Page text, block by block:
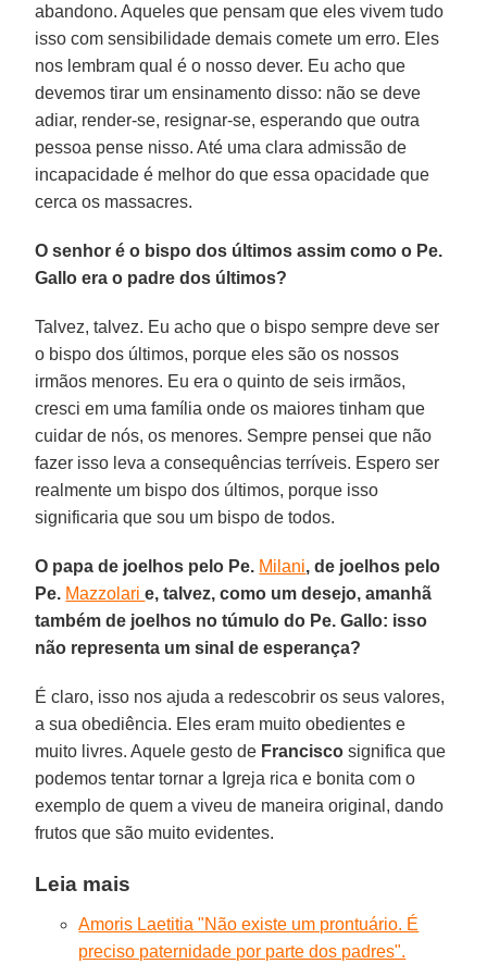
abandono. Aqueles que pensam que eles vivem tudo
isso com sensibilidade demais comete um erro. Eles
nos lembram qual é o nosso dever. Eu acho que
devemos tirar um ensinamento disso: não se deve
adiar, render-se, resignar-se, esperando que outra
pessoa pense nisso. Até uma clara admissão de
incapacidade é melhor do que essa opacidade que
cerca os massacres.
O senhor é o bispo dos últimos assim como o Pe.
Gallo era o padre dos últimos?
Talvez, talvez. Eu acho que o bispo sempre deve ser
o bispo dos últimos, porque eles são os nossos
irmãos menores. Eu era o quinto de seis irmãos,
cresci em uma família onde os maiores tinham que
cuidar de nós, os menores. Sempre pensei que não
fazer isso leva a consequências terríveis. Espero ser
realmente um bispo dos últimos, porque isso
significaria que sou um bispo de todos.
O papa de joelhos pelo Pe. Milani, de joelhos pelo
Pe. Mazzolarie, talvez, como um desejo, amanhã
também de joelhos no túmulo do Pe. Gallo: isso
não representa um sinal de esperança?
É claro, isso nos ajuda a redescobrir os seus valores,
a sua obediência. Eles eram muito obedientes e
muito livres. Aquele gesto de Francisco significa que
podemos tentar tornar a Igreja rica e bonita com o
exemplo de quem a viveu de maneira original, dando
frutos que são muito evidentes.
Leia mais
Amoris Laetitia "Não existe um prontuário. É
preciso paternidade por parte dos padres".